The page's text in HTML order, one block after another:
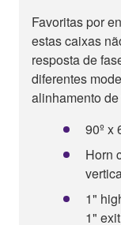
Favoritas por
estas caixas
resposta de
diferentes
alinhamento
90º x
Horn
1"
1"